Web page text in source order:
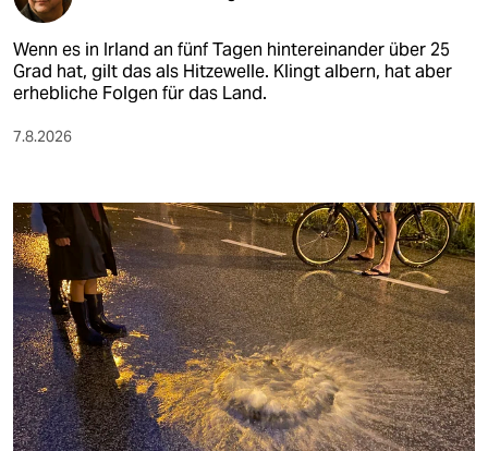
Wenn es in Irland an fünf Tagen hintereinander über 25
Grad hat, gilt das als Hitzewelle. Klingt albern, hat aber
erhebliche Folgen für das Land.
7.8.2026